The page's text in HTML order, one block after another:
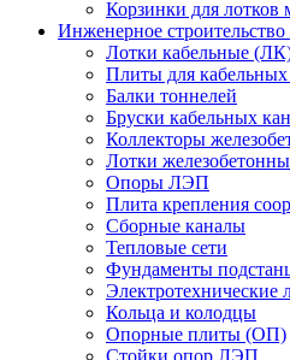
Корзинки для лотков
Инженерное строительство
Лотки кабельные
Плиты для
Балки тоннелей
Бруски кабельных
Коллекторы
Лотки
Опоры ЛЭП
Плита крепления
Сборные каналы
Тепловые сети
Фундаменты
Кольца и колодцы
Опорные плиты (ОП)
Стойки опор ЛЭП